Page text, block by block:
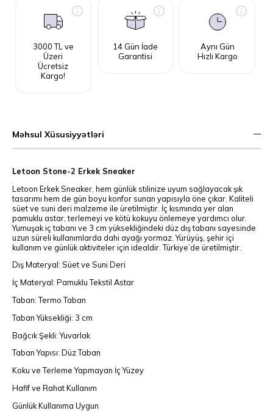
3000 TL ve
Üzeri
Ücretsiz
Kargo!
14 Gün İade
Garantisi
Aynı Gün
Hızlı Kargo
Məhsul Xüsusiyyətləri
Letoon Stone-2 Erkek Sneaker
Letoon Erkek Sneaker, hem günlük stilinize uyum sağlayacak şık
tasarımı hem de gün boyu konfor sunan yapısıyla öne çıkar. Kaliteli
süet ve suni deri malzeme ile üretilmiştir. İç kısmında yer alan
pamuklu astar, terlemeyi ve kötü kokuyu önlemeye yardımcı olur.
Yumuşak iç tabanı ve 3 cm yüksekliğindeki düz dış tabanı sayesinde
uzun süreli kullanımlarda dahi ayağı yormaz. Yürüyüş, şehir içi
kullanım ve günlük aktiviteler için idealdir. Türkiye’de üretilmiştir.
Dış Materyal: Süet ve Suni Deri
İç Materyal: Pamuklu Tekstil Astar
Taban: Termo Taban
Taban Yüksekliği: 3 cm
Bağcık Şekli: Yuvarlak
Taban Yapısı: Düz Taban
Koku ve Terleme Yapmayan İç Yüzey
Hafif ve Rahat Kullanım
Günlük Kullanıma Uygun